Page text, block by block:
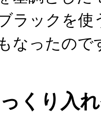
ラックを使
なったので
くり入